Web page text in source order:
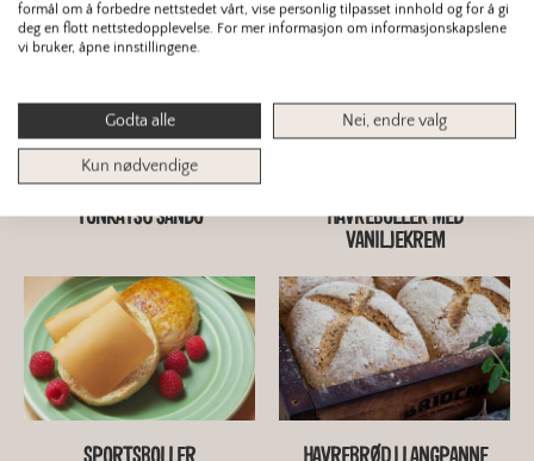
TONKATSU SANDO
HAVREBOLLER MED
VANILJEKREM
formål om å forbedre nettstedet vårt, vise personlig tilpasset innhold og for å gi
deg en flott nettstedopplevelse. For mer informasjon om informasjonskapslene
vi bruker, åpne innstillingene.
Godta alle Nei, endre valg
Kun nødvendige